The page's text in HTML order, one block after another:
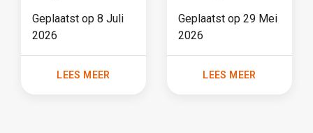
van
urineverlies:
wat hoort er in
je tas?
Geplaatst op 8 Juli
2026
LEES MEER
voor mannen:
meer dan een
trend
Geplaatst op 29 Mei
2026
LEES MEER